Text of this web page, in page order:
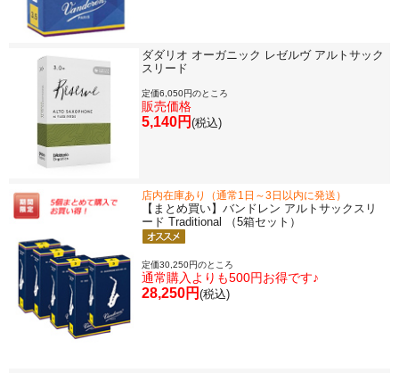
ダダリオ オーガニック レゼルヴ アルトサック
スリード
定価6,050円のところ
販売価格
5,140円 (税込)
店内在庫あり（通常1日～3日以内に発送）
【まとめ買い】バンドレン アルトサックスリ
ード Traditional （5箱セット）
定価30,250円のところ
通常購入よりも500円お得です♪
28,250円 (税込)